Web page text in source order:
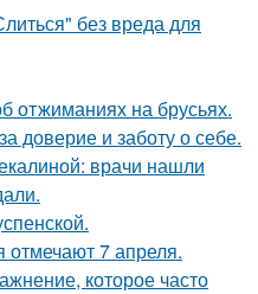
без вреда для
отжиманиях на брусьях.
доверие и заботу о себе.
врачи нашли
7 апреля.
которое часто